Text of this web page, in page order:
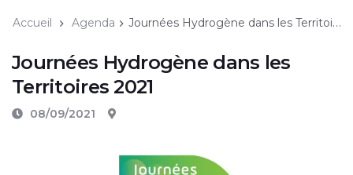
Accueil Agenda Journées Hydrogène dans les Territoires 2021
Journées Hydrogène dans les
Territoires 2021
08/09/2021